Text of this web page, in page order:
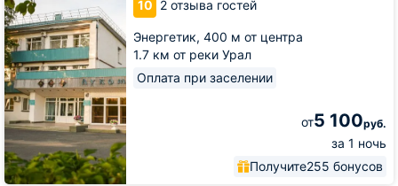
10 2 отзыва гостей
Энергетик, 400 м от центра
1.7 км от реки Урал
Оплата при заселении
от5 100руб.
за 1 ночь
Получите255 бонусов